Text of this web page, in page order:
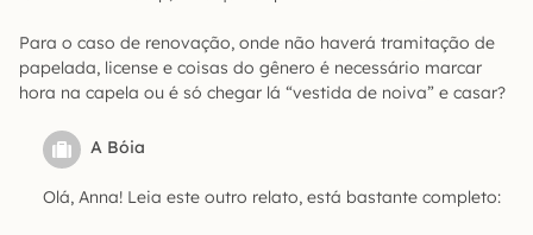
Para o caso de renovação, onde não haverá tramitação de
papelada, license e coisas do gênero é necessário marcar
hora na capela ou é só chegar lá “vestida de noiva” e casar?
A Bóia
Olá, Anna! Leia este outro relato, está bastante completo: